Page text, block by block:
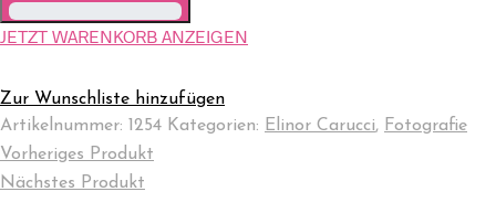
JETZT WARENKORB ANZEIGEN
Zur Wunschliste hinzufügen
Artikelnummer:
1254 Kategorien: Elinor Carucci, Fotografie
Vorheriges Produkt
Nächstes Produkt